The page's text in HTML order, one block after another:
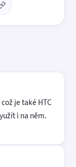
je také HTC
i na něm.